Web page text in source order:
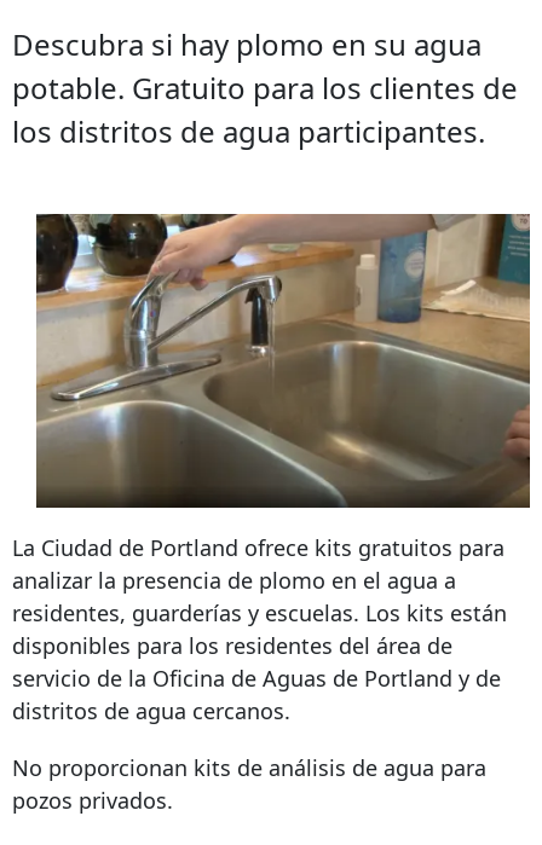
Descubra si hay plomo en su agua
potable. Gratuito para los clientes de
los distritos de agua participantes.
La Ciudad de Portland ofrece kits gratuitos para
analizar la presencia de plomo en el agua a
residentes, guarderías y escuelas. Los kits están
disponibles para los residentes del área de
servicio de la Oficina de Aguas de Portland y de
distritos de agua cercanos.
No proporcionan kits de análisis de agua para
pozos privados.